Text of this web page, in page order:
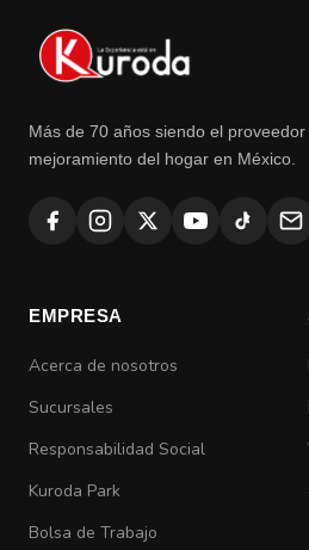
Más de 70 años siendo el
mejoramiento del hogar en México.
EMPRESA
Acerca de nosotros
Sucursales
Responsabilidad Social
Kuroda Park
Bolsa de Trabajo